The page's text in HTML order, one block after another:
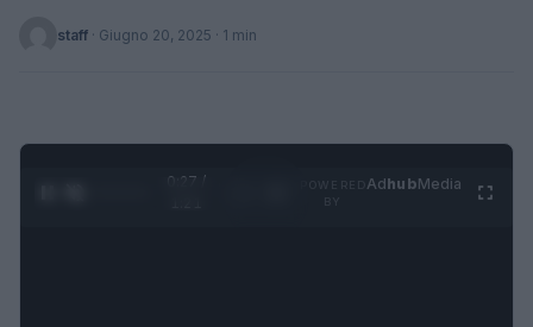
staff · Giugno 20, 2025 · 1 min
0:27 /
AdhubMedia